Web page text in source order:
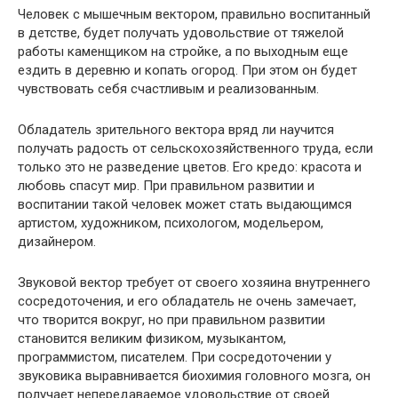
Человек с мышечным вектором, правильно воспитанный
в детстве, будет получать удовольствие от тяжелой
работы каменщиком на стройке, а по выходным еще
ездить в деревню и копать огород. При этом он будет
чувствовать себя счастливым и реализованным.
Обладатель зрительного вектора вряд ли научится
получать радость от сельскохозяйственного труда, если
только это не разведение цветов. Его кредо: красота и
любовь спасут мир. При правильном развитии и
воспитании такой человек может стать выдающимся
артистом, художником, психологом, модельером,
дизайнером.
Звуковой вектор требует от своего хозяина внутреннего
сосредоточения, и его обладатель не очень замечает,
что творится вокруг, но при правильном развитии
становится великим физиком, музыкантом,
программистом, писателем. При сосредоточении у
звуковика выравнивается биохимия головного мозга, он
получает непередаваемое удовольствие от своей